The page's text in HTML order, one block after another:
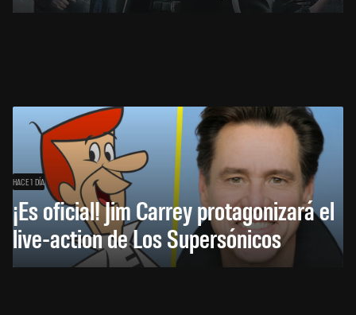
HACE 1 DÍA
¡Es oficial! Jim Carrey protagonizará el
live-action de Los Supersónicos